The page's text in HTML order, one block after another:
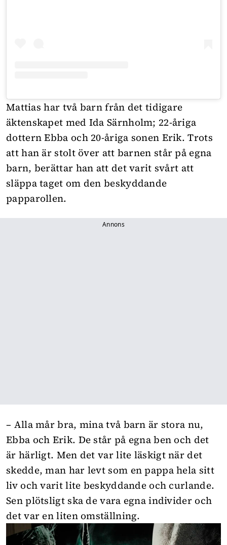
Mattias har två barn från det tidigare
äktenskapet med Ida Särnholm; 22-åriga
dottern Ebba och 20-åriga sonen Erik. Trots
att han är stolt över att barnen står på egna
barn, berättar han att det varit svårt att
släppa taget om den beskyddande
papparollen.
Annons
– Alla mår bra, mina två barn är stora nu,
Ebba och Erik. De står på egna ben och det
är härligt. Men det var lite läskigt när det
skedde, man har levt som en pappa hela sitt
liv och varit lite beskyddande och curlande.
Sen plötsligt ska de vara egna individer och
det var en liten omställning.